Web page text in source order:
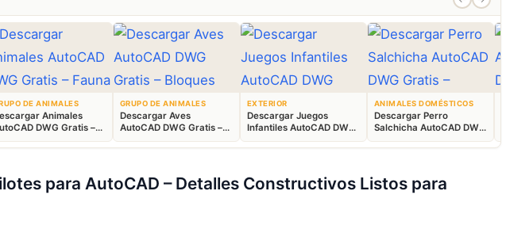
DE ANIMALES
Animales
DWG Gratis –
2D CAD
GRUPO DE ANIMALES
Descargar Aves
AutoCAD DWG Gratis –
Bloques Animales 2D
EXTERIOR
Descargar Juegos
Infantiles AutoCAD DWG
Gratis – Parque 2D
ANIMALES DOMÉSTICOS
Descargar Perro
Salchicha AutoCAD DWG
Gratis – Bloque 2D
para AutoCAD – Detalles Constructivos Listos para